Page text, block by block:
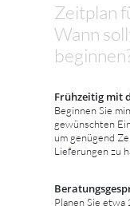
Zeitplan
Wann
Frühzeitig mit
Beginnen Sie
gewünschten
um genügend
Lieferungen zu
Planen Sie